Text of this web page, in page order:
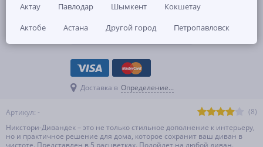
Артикул: -
(8)
Никстори-Дивандек – это не только стильное дополнение к интерьеру,
но и практичное решение для дома, которое сохранит ваш диван в
чистоте. Представлен в 5 расцветках. Подойдет на любой диван.
КУПИТЬ
Доставка в Определение...
Актау
Павлодар Шымкент
Кокшетау
Актобе
Астана Другой город Петропавловск